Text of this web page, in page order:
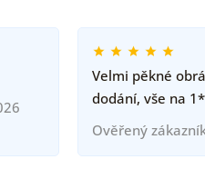
Velmi pěkné
dodání, vše na
Ověřený